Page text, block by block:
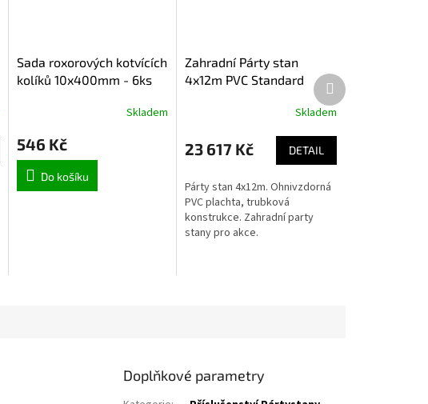
Sada roxorových kotvících
kolíků 10x400mm - 6ks
Skladem
546 Kč
Do košíku
Zahradní Párty stan
4x12m PVC Standard
Skladem
23 617 Kč DETAIL
Párty stan 4x12m. Ohnivzdorná
PVC plachta, trubková
konstrukce. Zahradní party
stany pro akce.
Další produkt
Doplňkové parametry